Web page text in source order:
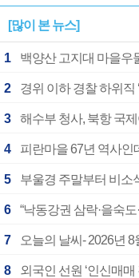
[많이 본 뉴스]
1 백양산 고지대 마을우
2 경위 이하 경찰 하위직
3 해수부 청사, 북항 국
4 피란마을 67년 역사
5 부울경 주말부터 비소
6 “낙동강권 삼락·을숙
7 오늘의 날씨- 2026년 8
8 외국인 선원 ‘인신매